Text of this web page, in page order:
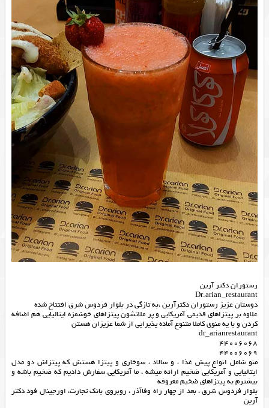
رستوران دکتر آرین
Dr.arian_restaurant ‌‌‌‌
دوستان عزیز رستوران دکتر‌آرین ،به تازگی در بلوار فردوس شرق افتتاح شده
علاوه بر پیتزاهای قدیمی آمریکایی و پر ملاتشون پیتزاهای خوشمزه ایتالیایی هم اضافه
کردن و با یه منوی کاملا متنوع آماده پذیرایی از شما عزیزان هستن
dr_arianrestaurant
44006068
44006069
منو شامل انواع پیش غذا ، و سالاد ، سوخاری و پیتزا هستش که پیتزاش دو مدل
ایتالیایی و آمریکایی ضخیم ارائه میشه ، ما آمریکایی سفارش دادیم که ضخیم باشه و
بیشترم به پیتزاهای ضخیم معروفه
بلوار فردوس شرق ، بعد از چهار راه وفاآذر ، روبروی بانک تجارت، اورجینال فود دکتر
آرین